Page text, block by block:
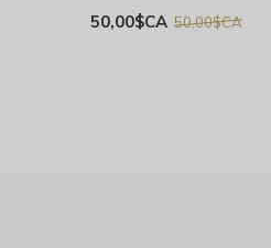
50,00$CA 50,00$CA